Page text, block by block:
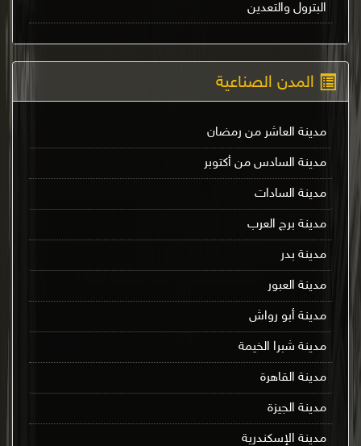
البترول والتعدين
المدن الصناعية
مدينة العاشر من رمضان
مدينة السادس من أكتوبر
مدينة السادات
مدينة برج العرب
مدينة بدر
مدينة العبور
مدينة أبو رواش
مدينة شبرا الخيمة
مدينة القاهرة
مدينة الجيزة
مدينة الإسكندرية